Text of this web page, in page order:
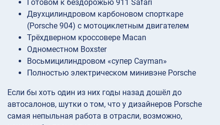
Готовом к бездорожью 911 Safari
Двухцилиндровом карбоновом спорткаре
(Porsche 904) с мотоциклетным двигателем
Трёхдверном кроссовере Macan
Одноместном Boxster
Восьмицилиндровом «супер Cayman»
Полностью электрическом минивэне Porsche
Если бы хоть один из них годы назад дошёл до
автосалонов, шутки о том, что у дизайнеров Porsche
самая непыльная работа в отрасли, возможно,